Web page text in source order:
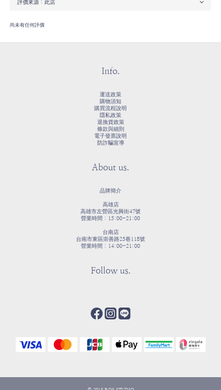
尚未有任何評價
Info.
運送政策
購物須知
購買流程說明
隱私政策
退換貨政策
條款與細則
電子發票說明
防詐騙宣導
About us.
品牌簡介
高雄店
高雄市左營區光興街47號
營業時間：15:00-21:00
台南店
台南市東區崇善路25巷118號
營業時間：14:00-21:00
Follow us.